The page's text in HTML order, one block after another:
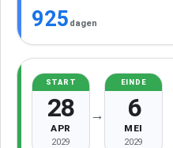
925 dagen
START
28
APR
2029
→
EINDE
6
MEI
2029